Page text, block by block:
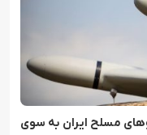
مسلح ایران به سوی